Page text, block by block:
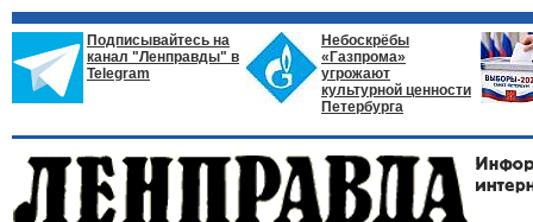
Подписывайтесь на
канал "Ленправды" в
Telegram
Небоскрёбы
«Газпрома»
угрожают
культурной ценности
Петербурга